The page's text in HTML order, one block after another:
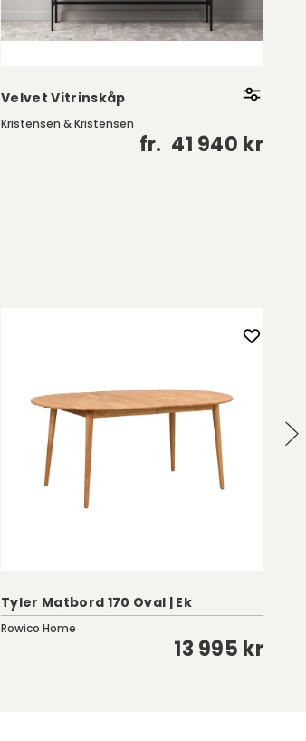
Velvet Vitrinskåp
Kristensen & Kristensen
fr. 41 940 kr
Tyler Matbord 170 Oval | Ek
Rowico Home
13 995 kr